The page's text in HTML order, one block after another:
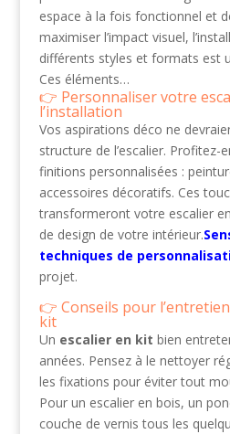
espace à la fois fonctionnel et
maximiser l’impact visuel,
différents styles et formats est
Ces éléments…
Personnaliser votre
l’installation
Vos aspirations déco ne
structure de l’escalier. Profitez-
finitions personnalisées :
accessoires décoratifs. Ces
transformeront votre escalier
de design de votre intérieur.
techniques de
projet.
Conseils pour
kit
Un escalier en kit bien
années. Pensez à le nettoyer
les fixations pour éviter tout
Pour un escalier en bois, un
couche de vernis tous les